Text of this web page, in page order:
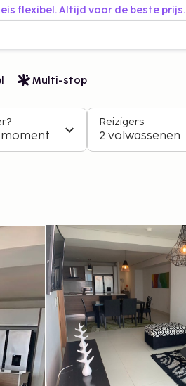
flexibel. Altijd voor de beste prijs.
Multi-stop
Reizigers
2 volwassenen